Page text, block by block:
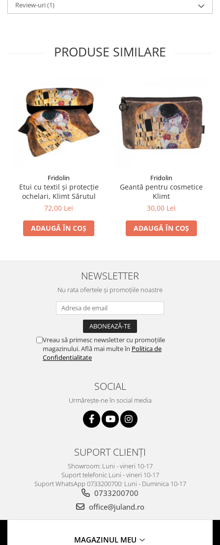
Review-uri(1)
PRODUSE SIMILARE
Fridolin
Etui cu textil și protecție
ochelari, Klimt Sărutul
72,00 Lei
ADAUGĂ ÎN COȘ
Fridolin
Geantă pentru cosmetice
Klimt
30,00 Lei
ADAUGĂ ÎN COȘ
NEWSLETTER
Nu rata ofertele și promoțiile noastre
Vreau să primesc newsletter cu promoțiile
magazinului. Află mai multe în Politica de
Confidentialitate
SOCIAL
Urmărește-ne în social media
SUPORT CLIENȚI
Showroom: Luni - vineri 10-17
Suport telefonic Luni - vineri 10-17
Suport WhatsApp 0733200700: Luni - Duminica 10-17
0733200700
office@juland.ro
MAGAZINUL MEU